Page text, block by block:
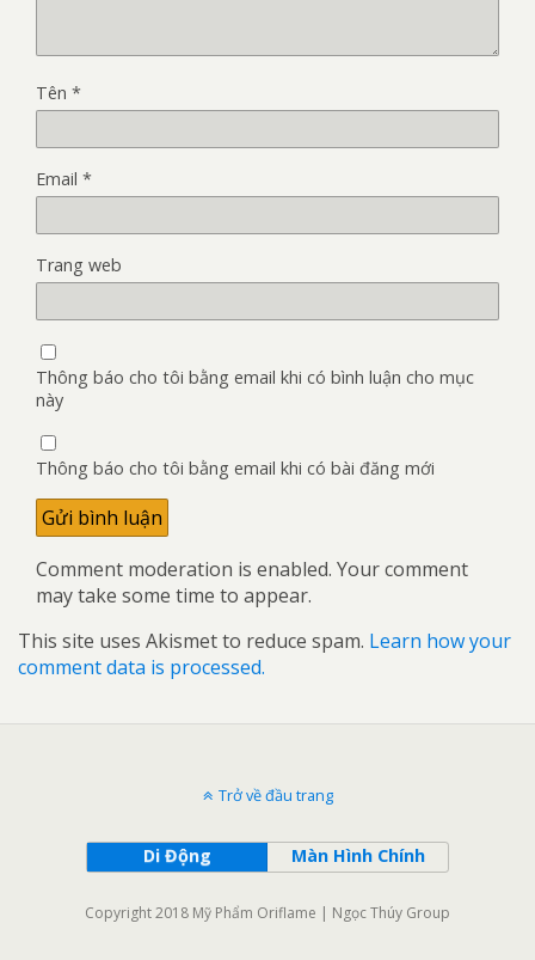
Tên *
Email *
Trang web
Thông báo cho tôi bằng email khi có bình luận cho mục
này
Thông báo cho tôi bằng email khi có bài đăng mới
Comment moderation is enabled. Your comment
may take some time to appear.
This site uses Akismet to reduce spam. Learn how your
comment data is processed.
Trở về đầu trang
Di Động Màn Hình Chính
Copyright 2018 Mỹ Phẩm Oriflame | Ngọc Thúy Group